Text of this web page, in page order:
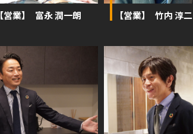
【営業】 富永 潤一朗 【営業】 竹内 淳二